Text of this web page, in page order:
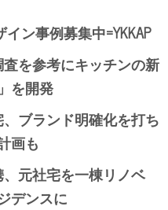
ン事例募集中=YKKAP
を参考にキッチンの新
を開発
ブランド明確化を打ち
画も
元社宅を一棟リノベ
デンスに